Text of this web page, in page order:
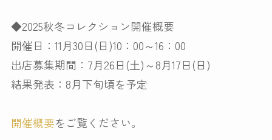
◆2025秋冬コレクション開催概要
開催日：11月30日(日)10：00～16：00
出店募集期間：7月26日(土)～8月17日(日)
結果発表：8月下旬頃を予定
開催概要をご覧ください。